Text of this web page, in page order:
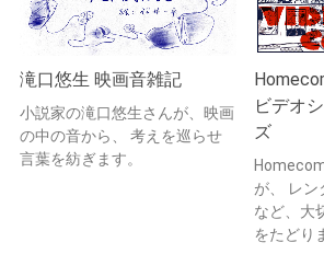
滝口悠生 映画音雑記
小説家の滝口悠生さんが、映画
の中の音から、 考えを巡らせ
言葉を紡ぎます。
ビデオ
ズ
が、 レン
など、大
をたどり